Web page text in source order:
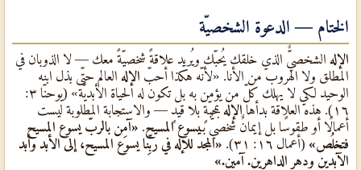
الختام — الدعوة الشخصيّة
الإله الشخصيٌّ الذي خلقك يُحبّك ويُريد علاقةً شخصيّةً معك — لا الذوبان في
المطلق ولا الهروب من الأنا. «لأنّه هكذا أحبّ الإله العالم حتّى بذل ابنه
الوحيد لكي لا يهلك كلّ من يؤمن به بل تكون له الحياة الأبديّة» (يوحنّا ٣:
١٦). هذه العلاقة بدأها
الإله بمحبّةٍ بلا قيدٍ — والاستجابة المطلوبة ليست
أعمالًا أو طقوسًا بل إيمانٌ شخصيٌّ بـيسوع المسيح. «آمِن بالربّ يسوع المسيح
فتخلُص» (أعمال ١٦: ٣١).
«المجد للإله في ربِّنا يسوع المسيح، إلى الأبد وأبد
الآبدين ودهر الداهرين. آمين.»